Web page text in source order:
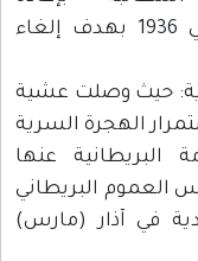
الدستورعام1923، وإضراب سوريا في 1936 بهدف إلغاء
حيث وصلت عشية
مهاجر، واستمرار الهجرة السرية
عنها
العموم البريطاني
في آذار (مارس)